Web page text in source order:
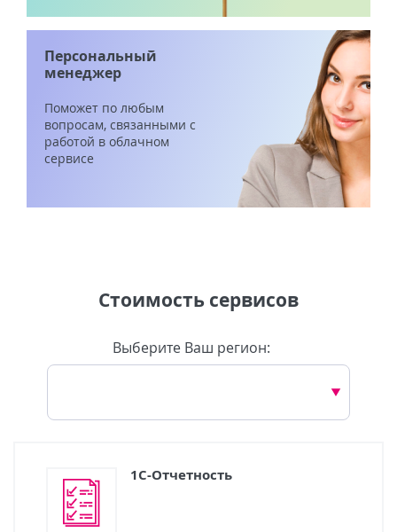
Персональный
менеджер
Поможет по любым
вопросам, связанными с
работой в облачном
сервисе
Стоимость сервисов
Выберите Ваш регион:
1C-Отчетность